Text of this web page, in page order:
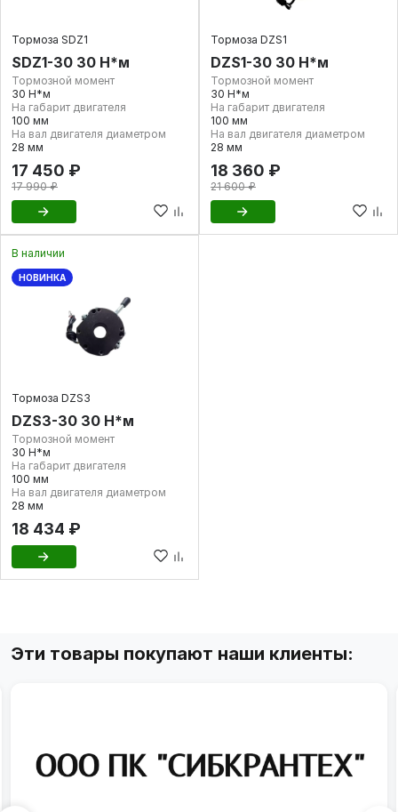
Тормоза SDZ1
SDZ1-30 30 Н*м
Тормозной момент
30 Н*м
На габарит двигателя
100 мм
На вал двигателя диаметром
28 мм
17 450 ₽
17 990 ₽
Тормоза DZS1
DZS1-30 30 Н*м
Тормозной момент
30 Н*м
На габарит двигателя
100 мм
На вал двигателя диаметром
28 мм
18 360 ₽
21 600 ₽
В наличии
НОВИНКА
Тормоза DZS3
DZS3-30 30 Н*м
Тормозной момент
30 Н*м
На габарит двигателя
100 мм
На вал двигателя диаметром
28 мм
18 434 ₽
Эти товары покупают наши клиенты: